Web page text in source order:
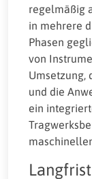
regelmäßig
in mehrere
Phasen
von
Umsetzung,
und die
ein